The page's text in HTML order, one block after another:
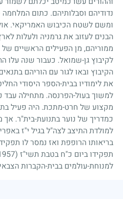
נדודיהם וסבלותיהם. כתום
ומשם לשטח הכיבוש האמריקאי.
הבנים לעזוב את גרמניה ולעלות
ממוריהם, מן הפעילים הראשיים של
לקיבוץ גן-שמואל. כעבור שנה עלו
הקיבוץ ובאו לגור עם הוריהם
את לימודיו בבית-הספר היסודי
למשוך בעול-הפרנסה. מתחילה עבד
מקצוע של חרט-מתכת. היה פעיל
כמדריך של נוער בתנועת-בית"ר. אך
למולדת התיצב לצה"ל בגיל י"ז
בריאותו הרופפת ואז נמסר לו
תפקידו ביום כ"ח בטבת תשי"ז (1.1.1957)
למנוחת-עולמים בבית-הקברות